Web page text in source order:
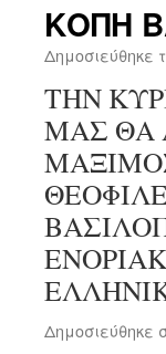
ΚΟΠΗ
Δημοσιεύθηκε
ΤΗΝ
ΜΑΣ ΘΑ
Δημοσιεύθηκε